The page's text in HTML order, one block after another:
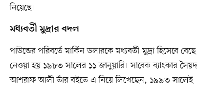
নিয়েছে।
মধ্যবর্তী মুদ্রার বদল
পাউন্ডের পরিবর্তে মার্কিন ডলারকে মধ্যবর্তী মুদ্রা হিসেবে বেছে
নেওয়া হয় ১৯৮৩ সালের ১১ জানুয়ারি। সাবেক ব্যাংকার সৈয়দ
আশরাফ আলী তাঁর বইতে এ নিয়ে লিখেছেন, ১৯৯৩ সালেই